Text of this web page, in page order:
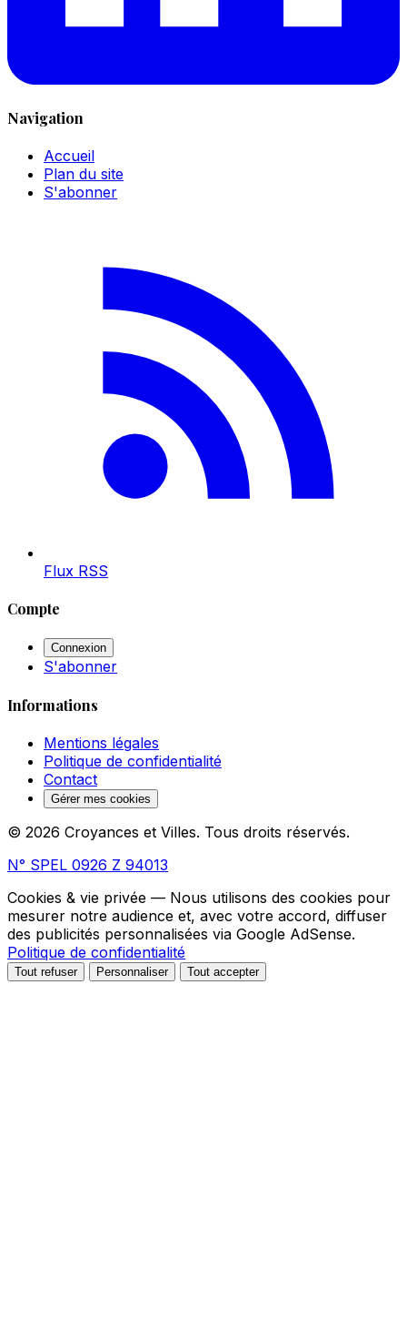
Navigation
Accueil
Plan du site
S'abonner
Flux RSS
Compte
Connexion
S'abonner
Informations
Mentions légales
Politique de confidentialité
Contact
Gérer mes cookies
© 2026 Croyances et Villes. Tous droits réservés.
N° SPEL 0926 Z 94013
Cookies & vie privée — Nous utilisons des cookies pour
mesurer notre audience et, avec votre accord, diffuser
des publicités personnalisées via Google AdSense.
Politique de confidentialité
Tout refuser Personnaliser Tout accepter